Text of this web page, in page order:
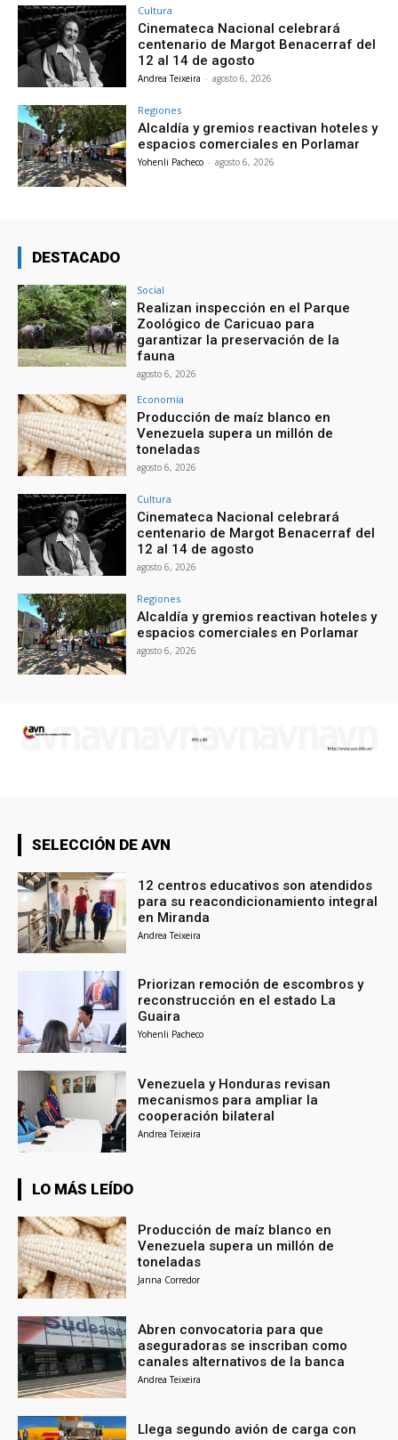
Cultura
Cinemateca Nacional celebrará
centenario de Margot Benacerraf del
12 al 14 de agosto
Andrea Teixeira - agosto 6, 2026
Regiones
Alcaldía y gremios reactivan hoteles y
espacios comerciales en Porlamar
Yohenli Pacheco - agosto 6, 2026
DESTACADO
Social
Realizan inspección en el Parque
Zoológico de Caricuao para
garantizar la preservación de la
fauna
agosto 6, 2026
Economía
Producción de maíz blanco en
Venezuela supera un millón de
toneladas
agosto 6, 2026
Cultura
Cinemateca Nacional celebrará
centenario de Margot Benacerraf del
12 al 14 de agosto
agosto 6, 2026
Regiones
Alcaldía y gremios reactivan hoteles y
espacios comerciales en Porlamar
agosto 6, 2026
SELECCIÓN DE AVN
12 centros educativos son atendidos
para su reacondicionamiento integral
en Miranda
Andrea Teixeira
Priorizan remoción de escombros y
reconstrucción en el estado La
Guaira
Yohenli Pacheco
Venezuela y Honduras revisan
mecanismos para ampliar la
cooperación bilateral
Andrea Teixeira
LO MÁS LEÍDO
Producción de maíz blanco en
Venezuela supera un millón de
toneladas
Janna Corredor
Abren convocatoria para que
aseguradoras se inscriban como
canales alternativos de la banca
Andrea Teixeira
Llega segundo avión de carga con